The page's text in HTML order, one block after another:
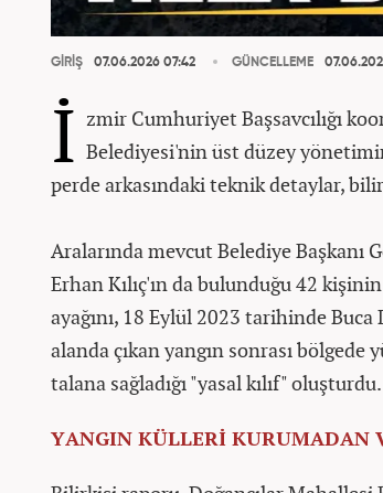
GİRİŞ 07.06.2026 07:42 GÜNCELLEME
İ zmir Cumhuriyet Başsavcılığı
Belediyesi'nin üst düzey
perde arkasındaki teknik detaylar,
Aralarında mevcut Belediye Başkanı
Erhan Kılıç'ın da bulunduğu 42
ayağını, 18 Eylül 2023 tarihinde
alanda çıkan yangın sonrası
talana sağladığı "yasal kılıf" oluşturdu.
YANGIN KÜLLERİ KURUMADAN